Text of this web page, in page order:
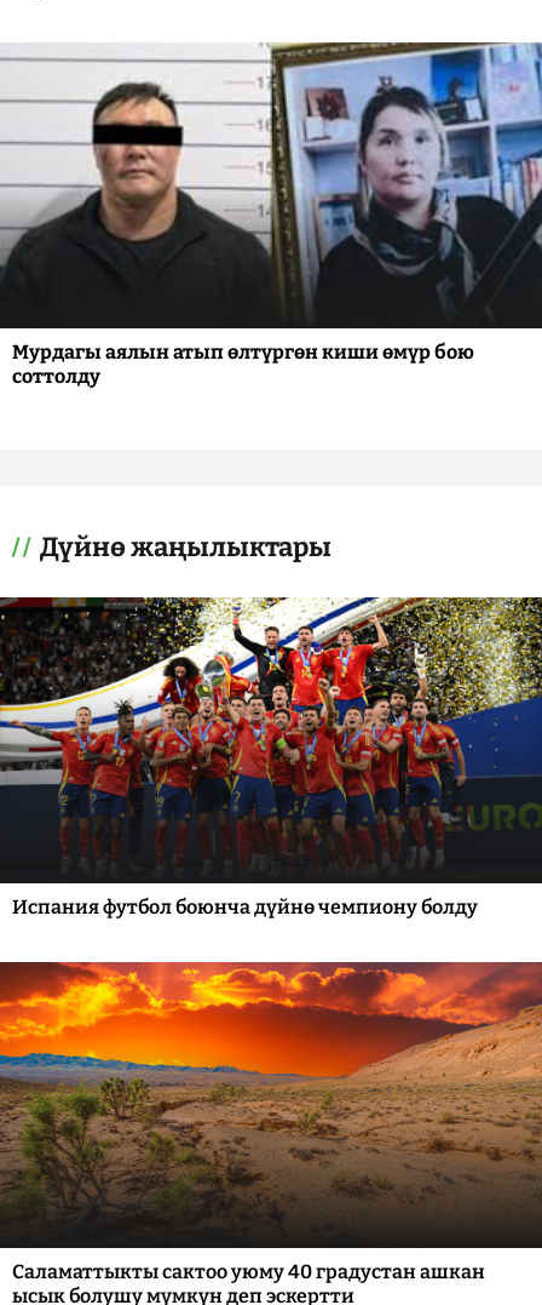
Мурдагы аялын атып өлтүргөн киши өмүр бою
соттолду
Дүйнө жаңылыктары
Испания футбол боюнча дүйнө чемпиону болду
Саламаттыкты сактоо уюму 40 градустан ашкан
ысык болушу мүмкүн деп эскертти